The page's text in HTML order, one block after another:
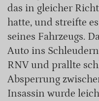
das in gleicher
hatte, und streifte
seines Fahrzeugs.
Auto ins
RNV und prallte
Absperrung
Insassin wurde